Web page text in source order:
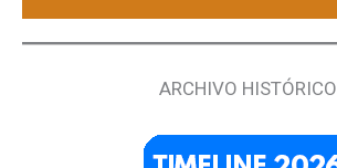
ARCHIVO HISTÓRICO